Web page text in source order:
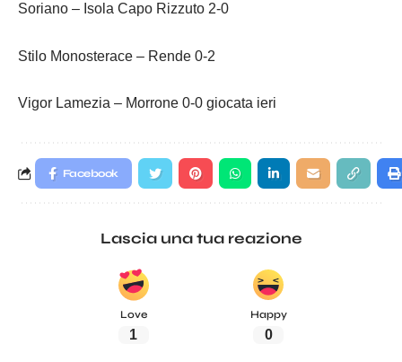
Soriano – Isola Capo Rizzuto 2-0
Stilo Monosterace – Rende 0-2
Vigor Lamezia – Morrone 0-0 giocata ieri
Facebook
Lascia una tua reazione
Love
1
Happy
0